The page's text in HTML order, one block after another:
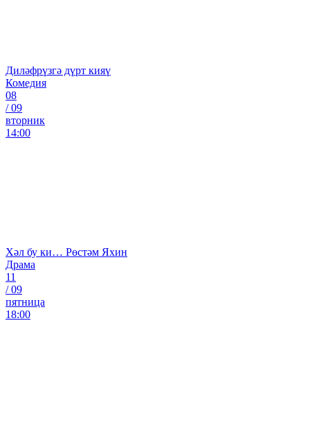
Диләфрүзгә дүрт кияү
Комедия
08
/09
вторник
14:00
Хәл бу ки… Рөстәм Яхин
Драма
11
/09
пятница
18:00